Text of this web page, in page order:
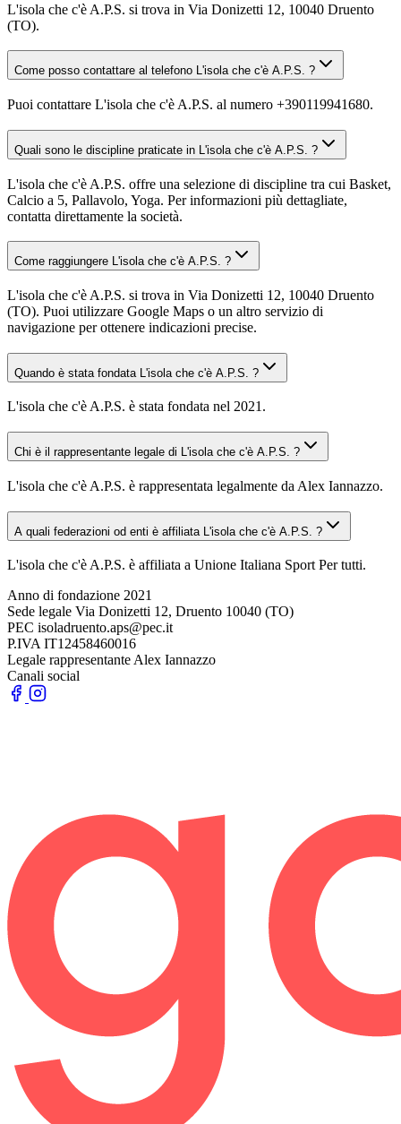
L'isola che c'è A.P.S. si trova in Via Donizetti 12, 10040 Druento
(TO).
Come posso contattare al telefono L'isola che c'è A.P.S. ?
Puoi contattare L'isola che c'è A.P.S. al numero +390119941680.
Quali sono le discipline praticate in L'isola che c'è A.P.S. ?
L'isola che c'è A.P.S. offre una selezione di discipline tra cui Basket,
Calcio a 5, Pallavolo, Yoga. Per informazioni più dettagliate,
contatta direttamente la società.
Come raggiungere L'isola che c'è A.P.S. ?
L'isola che c'è A.P.S. si trova in Via Donizetti 12, 10040 Druento
(TO). Puoi utilizzare Google Maps o un altro servizio di
navigazione per ottenere indicazioni precise.
Quando è stata fondata L'isola che c'è A.P.S. ?
L'isola che c'è A.P.S. è stata fondata nel 2021.
Chi è il rappresentante legale di L'isola che c'è A.P.S. ?
L'isola che c'è A.P.S. è rappresentata legalmente da Alex Iannazzo.
A quali federazioni od enti è affiliata L'isola che c'è A.P.S. ?
L'isola che c'è A.P.S. è affiliata a Unione Italiana Sport Per tutti.
Anno di fondazione 2021
Sede legale Via Donizetti 12, Druento 10040 (TO)
PEC isoladruento.aps@pec.it
P.IVA IT12458460016
Legale rappresentante Alex Iannazzo
Canali social